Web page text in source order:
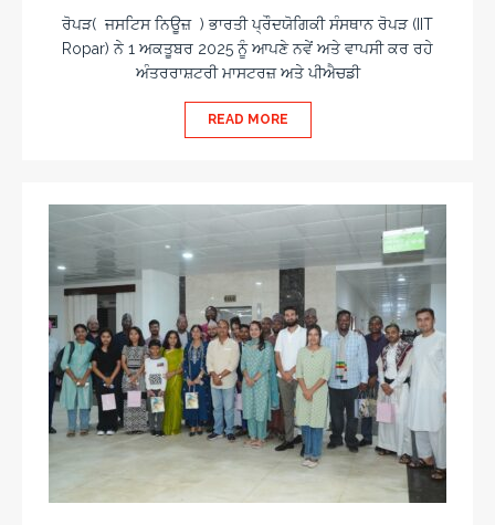
ਰੋਪੜ( ਜਸਟਿਸ ਨਿਊਜ਼ ) ਭਾਰਤੀ ਪ੍ਰੌਦਯੋਗਿਕੀ ਸੰਸਥਾਨ ਰੋਪੜ (IIT
Ropar) ਨੇ 1 ਅਕਤੂਬਰ 2025 ਨੂੰ ਆਪਣੇ ਨਵੇਂ ਅਤੇ ਵਾਪਸੀ ਕਰ ਰਹੇ
ਅੰਤਰਰਾਸ਼ਟਰੀ ਮਾਸਟਰਜ਼ ਅਤੇ ਪੀਐਚਡੀ
READ MORE